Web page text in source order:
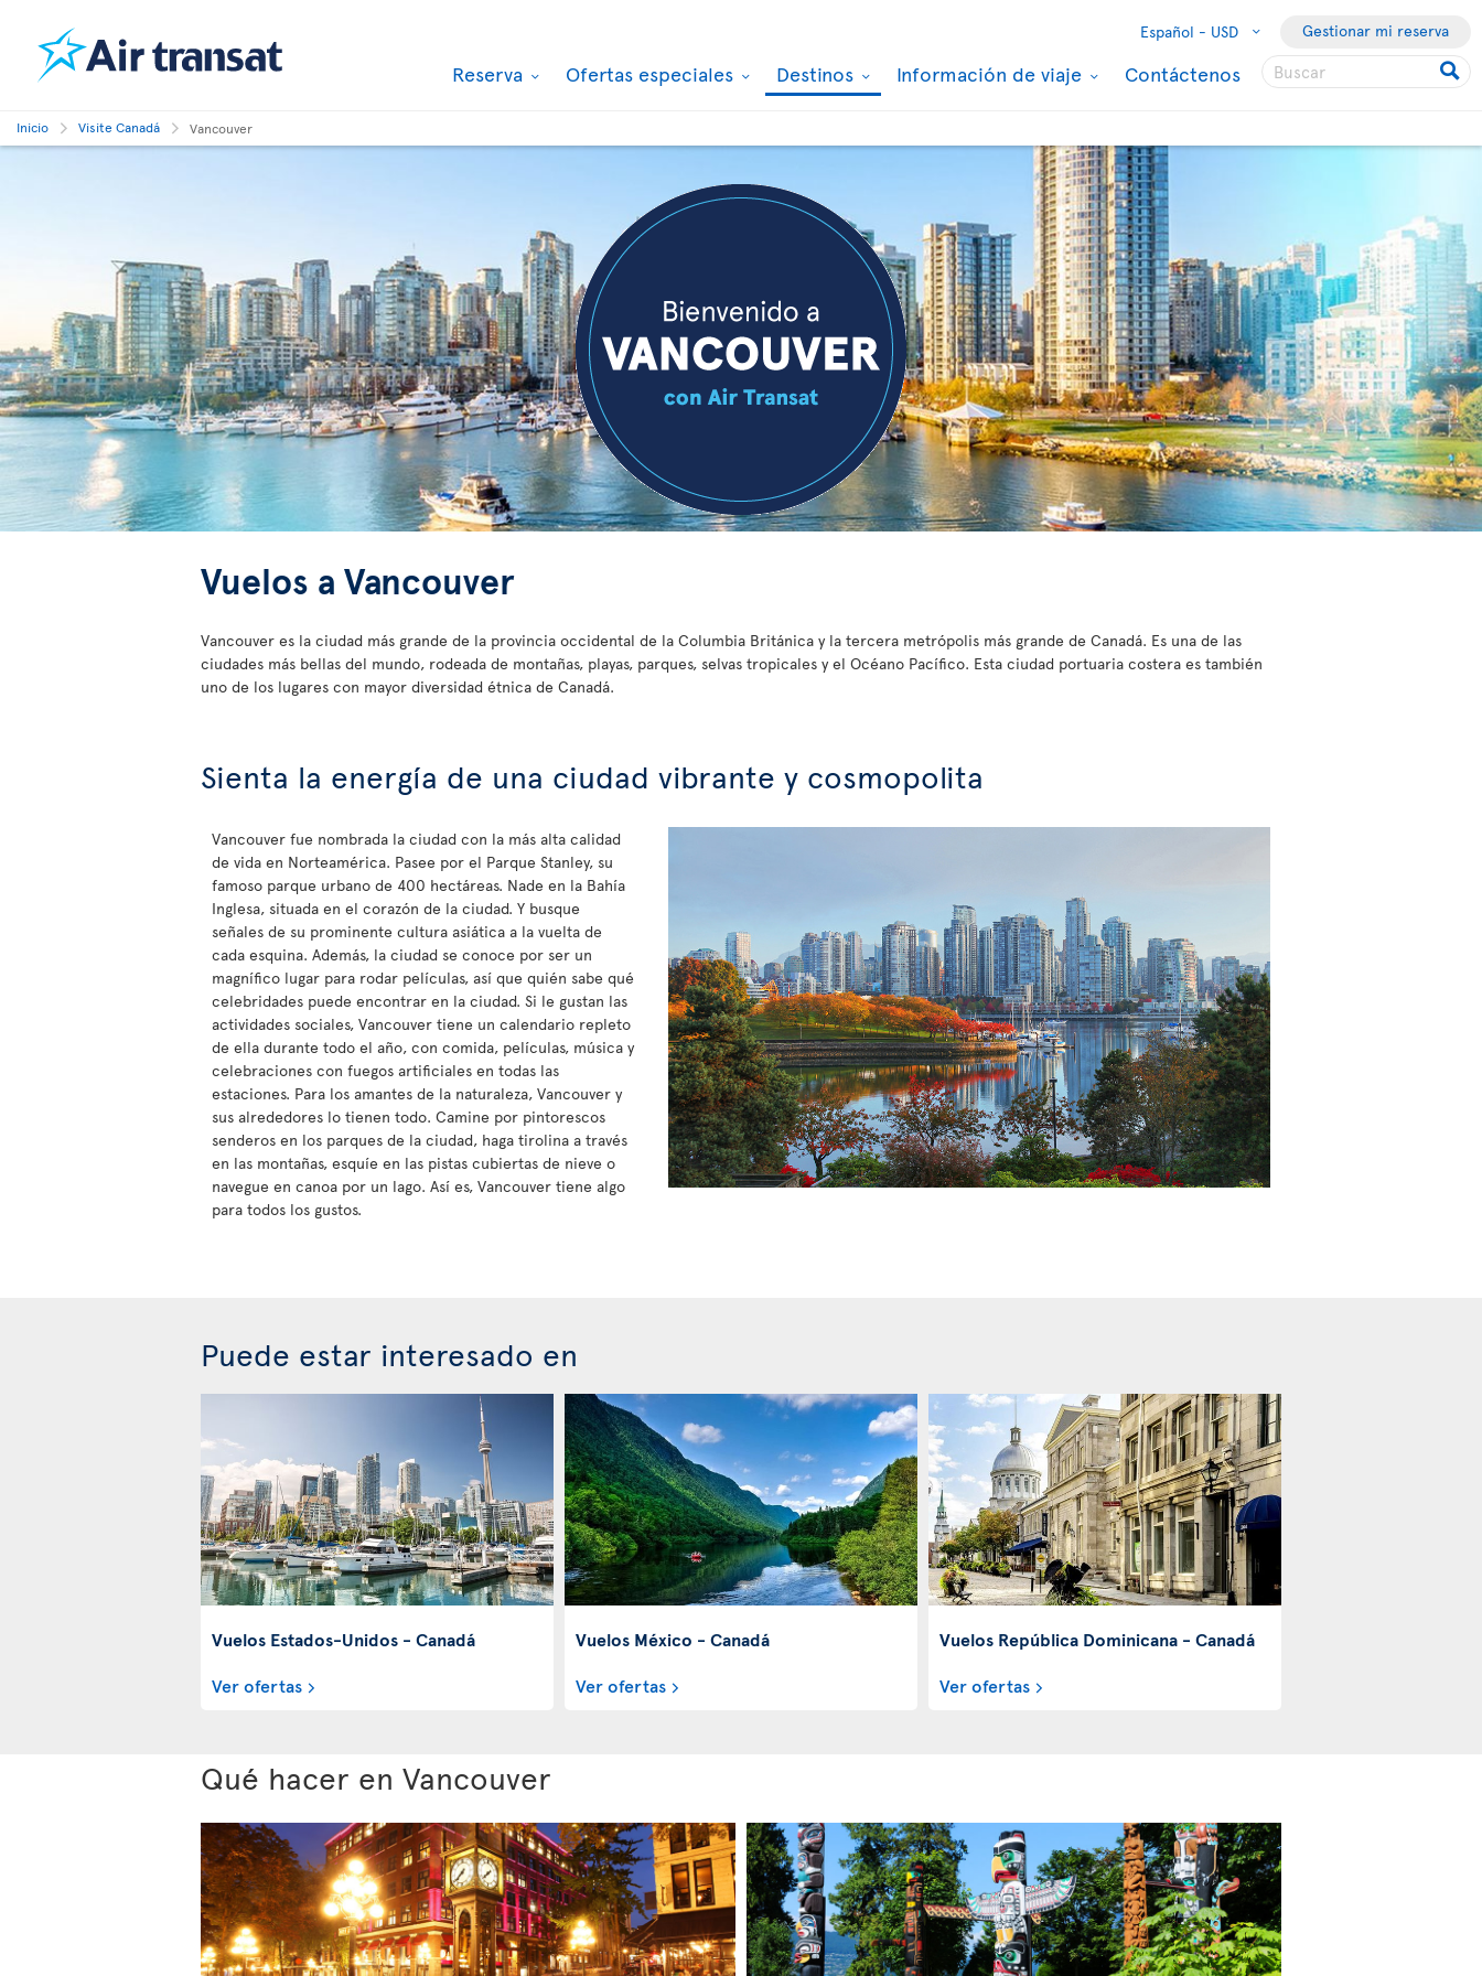
Español - USD Gestionar mi reserva
Reserva Ofertas especiales Destinos Información de viaje Contáctenos
Inicio Visite Canadá Vancouver
Vuelos a Vancouver
Vancouver es la ciudad más grande de la provincia occidental de la Columbia Británica y la tercera metrópolis más grande de Canadá. Es una de las
ciudades más bellas del mundo, rodeada de montañas, playas, parques, selvas tropicales y el Océano Pacífico. Esta ciudad portuaria costera es también
uno de los lugares con mayor diversidad étnica de Canadá.
Sienta la energía de una ciudad vibrante y cosmopolita
Vancouver fue nombrada la ciudad con la más alta calidad
de vida en Norteamérica. Pasee por el Parque Stanley, su
famoso parque urbano de 400 hectáreas. Nade en la Bahía
Inglesa, situada en el corazón de la ciudad. Y busque
señales de su prominente cultura asiática a la vuelta de
cada esquina. Además, la ciudad se conoce por ser un
magnífico lugar para rodar películas, así que quién sabe qué
celebridades puede encontrar en la ciudad. Si le gustan las
actividades sociales, Vancouver tiene un calendario repleto
de ella durante todo el año, con comida, películas, música y
celebraciones con fuegos artificiales en todas las
estaciones. Para los amantes de la naturaleza, Vancouver y
sus alrededores lo tienen todo. Camine por pintorescos
senderos en los parques de la ciudad, haga tirolina a través
en las montañas, esquíe en las pistas cubiertas de nieve o
navegue en canoa por un lago. Así es, Vancouver tiene algo
para todos los gustos.
Puede estar interesado en
Vuelos Estados-Unidos - Canadá
Ver ofertas
Vuelos México - Canadá
Ver ofertas
Vuelos República Dominicana - Canadá
Ver ofertas
Qué hacer en Vancouver